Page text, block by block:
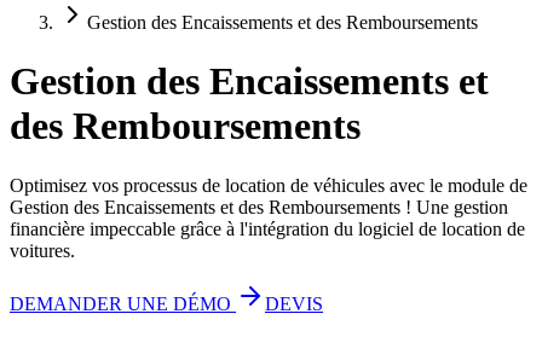
Gestion des Encaissements et des Remboursements
Gestion des Encaissements et
des Remboursements
Optimisez vos processus de location de véhicules avec le module de
Gestion des Encaissements et des Remboursements ! Une gestion
financière impeccable grâce à l'intégration du logiciel de location de
voitures.
DEMANDER UNE DÉMO DEVIS